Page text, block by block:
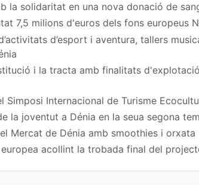
la solidaritat en una nova donació de
7,5 milions d'euros dels fons europeus
d’esport i aventura, tallers
i la tracta amb finalitats
Internacional de Turisme
la joventut a Dénia en la seua segona
Mercat de Dénia amb smoothies i orxata
acollint la trobada final del